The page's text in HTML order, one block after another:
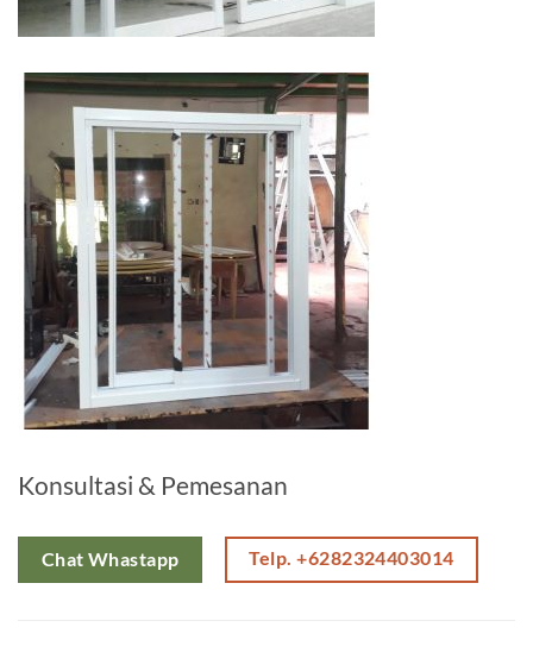
Konsultasi & Pemesanan
Chat Whastapp Telp. +6282324403014